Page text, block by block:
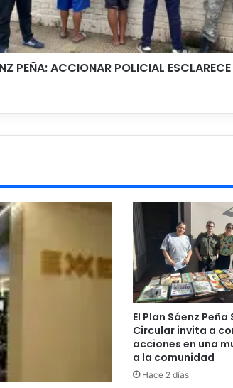
PEÑA: ACCIONAR POLICIAL
El Plan Sáenz
Circular invita a
acciones en una
a la comunidad
Hace 2 días